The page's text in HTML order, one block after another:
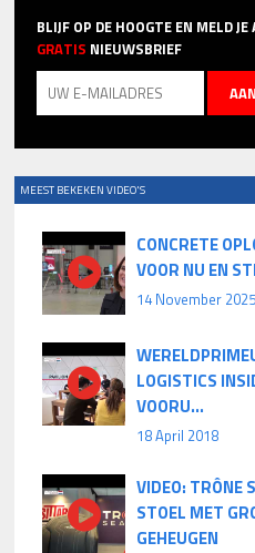
BLIJF OP DE HOOGTE EN MELD JE
GRATIS NIEUWSBRIEF
MEEST BEKEKEN VIDEO'S
CONCRETE
VOOR NU EN
14 November 2025
LOGISTICS
VOORU...
18 April 2018
VIDEO: TRÔNE
STOEL MET
GEHEUGEN